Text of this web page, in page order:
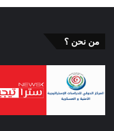
من نحن ؟